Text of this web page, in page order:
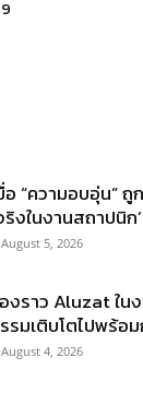
“ความอบอุ่น” ถู
งในงานสถาปนิก
August 5, 2026
งราว Aluzat ใน
รมเติบโตไปพร้อ
August 4, 2026